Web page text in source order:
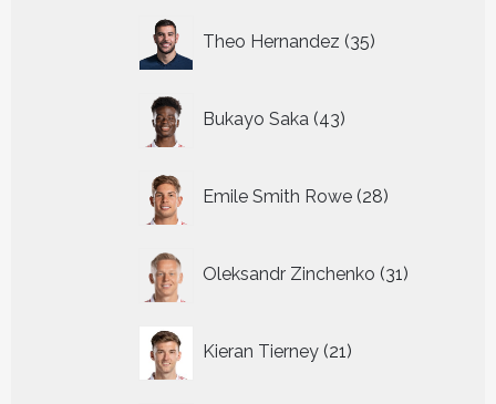
Theo Hernandez 35
producten
Bukayo Saka 43
producten
Emile Smith Rowe 28
producten
Oleksandr Zinchenko 31
producten
Kieran Tierney 21
producten